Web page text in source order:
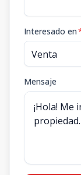
Interesado en
Mensaje